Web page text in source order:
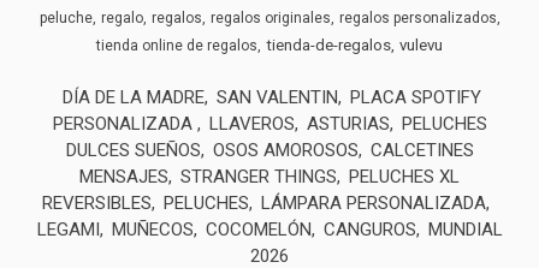
peluche regalo regalos regalos originales regalos personalizados
tienda online de regalos tienda-de-regalos vulevu
DÍA DE LA MADRE SAN VALENTIN
PLACA SPOTIFY
PERSONALIZADA
LLAVEROS ASTURIAS
PELUCHES
DULCES SUEÑOS
OSOS AMOROSOS
CALCETINES
MENSAJES
STRANGER THINGS
PELUCHES XL
REVERSIBLES
PELUCHES
LÁMPARA PERSONALIZADA
LEGAMI
MUÑECOS COCOMELÓN CANGUROS
MUNDIAL
2026